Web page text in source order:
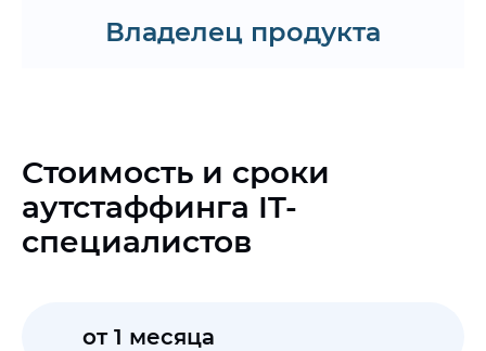
Владелец продукта
Стоимость и сроки
аутстаффинга IT-
специалистов
от 1 месяца